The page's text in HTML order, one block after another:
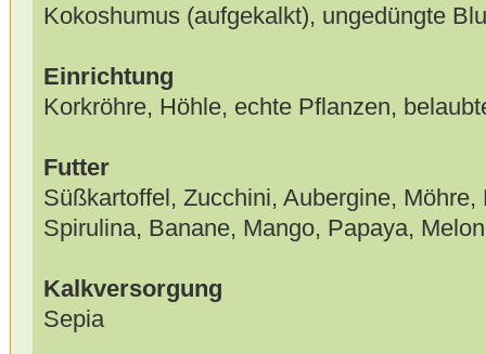
Kokoshumus (aufgekalkt), ungedüngte
Einrichtung
Korkröhre, Höhle, echte Pflanzen,
Futter
Süßkartoffel, Zucchini, Aubergine,
Spirulina, Banane, Mango, Papaya,
Kalkversorgung
Sepia